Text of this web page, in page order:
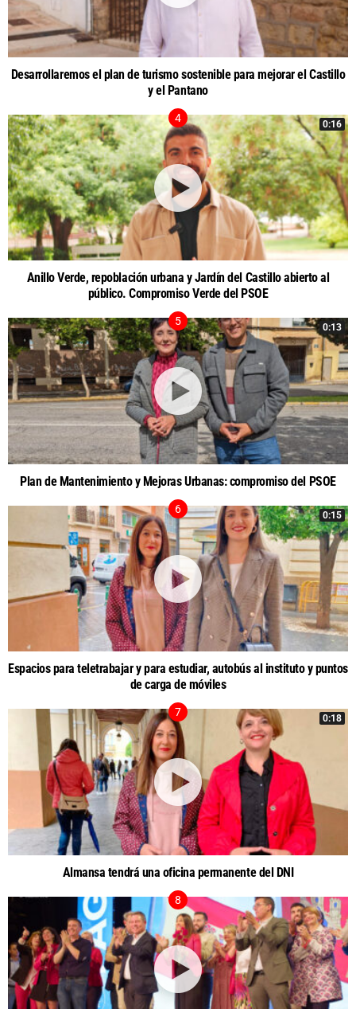
Desarrollaremos el plan de turismo sostenible para mejorar el Castillo
y el Pantano
0:16
Anillo Verde, repoblación urbana y Jardín del Castillo abierto al
público. Compromiso Verde del PSOE
0:13
Plan de Mantenimiento y Mejoras Urbanas: compromiso del PSOE
0:15
Espacios para teletrabajar y para estudiar, autobús al instituto y puntos
de carga de móviles
0:18
Almansa tendrá una oficina permanente del DNI